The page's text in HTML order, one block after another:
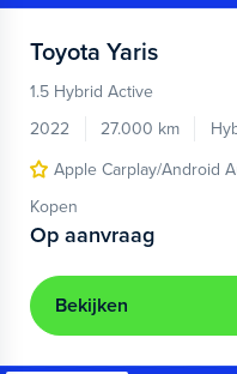
Toyota Yaris
1.5 Hybrid Active
2022
27.000 km
Apple Carplay/Android
Kopen
Op aanvraag
Bekijken